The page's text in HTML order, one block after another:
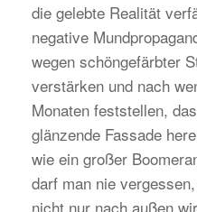
die gelebte Realität
negative
wegen schöngefärbter
verstärken und nach
Monaten feststellen,
glänzende Fassade
wie ein großer
darf man nie
nicht nur nach außen